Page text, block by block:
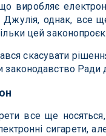
виробляє
Джулія, однак, все
цей
скасувати
Ради
все ще
сигарети,